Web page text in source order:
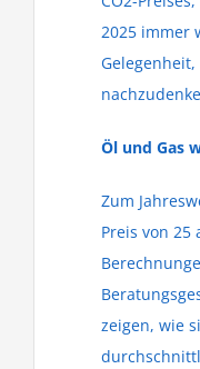
2025 immer
Öl und Gas
Zum
Preis von 25
zeigen, wie